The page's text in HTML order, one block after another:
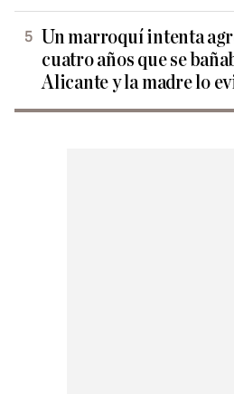
Un marroquí intenta
cuatro años que se
Alicante y la madre lo